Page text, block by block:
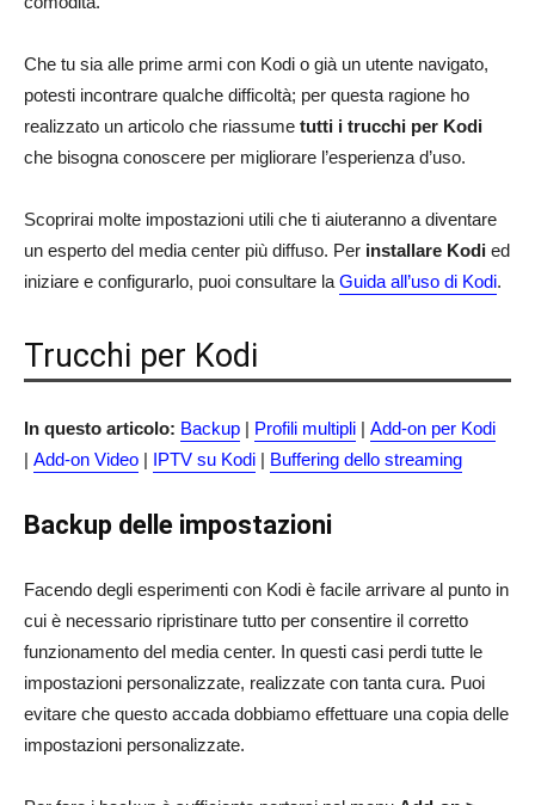
Che tu sia alle prime armi con Kodi o già un utente navigato,
potesti incontrare qualche difficoltà; per questa ragione ho
realizzato un articolo che riassume tutti i trucchi per Kodi
che bisogna conoscere per migliorare l’esperienza d’uso.
Scoprirai molte impostazioni utili che ti aiuteranno a diventare
un esperto del media center più diffuso. Per installare Kodi ed
iniziare e configurarlo, puoi consultare la Guida all’uso di Kodi.
Trucchi per Kodi
In questo articolo: Backup | Profili multipli | Add-on per Kodi
| Add-on Video | IPTV su Kodi | Buffering dello streaming
Backup delle impostazioni
Facendo degli esperimenti con Kodi è facile arrivare al punto in
cui è necessario ripristinare tutto per consentire il corretto
funzionamento del media center. In questi casi perdi tutte le
impostazioni personalizzate, realizzate con tanta cura. Puoi
evitare che questo accada dobbiamo effettuare una copia delle
impostazioni personalizzate.